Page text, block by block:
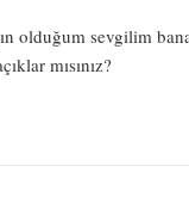
olduğum sevgilim
mısınız?